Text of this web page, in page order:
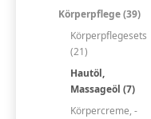
Körperpflege (39)
Körperpflegesets
(21)
Hautöl,
Massageöl (7)
Körpercreme, -